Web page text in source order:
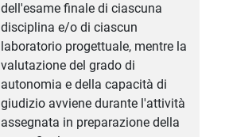
dell'esame finale di ciascuna
disciplina e/o di ciascun
laboratorio progettuale, mentre la
valutazione del grado di
autonomia e della capacità di
giudizio avviene durante l'attività
assegnata in preparazione della